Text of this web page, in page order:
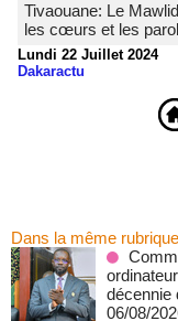
Tivaouane: Le
les cœurs et les
Lundi 22 Juillet 2024
Dakaractu
Dans la même
décennie
06/08/